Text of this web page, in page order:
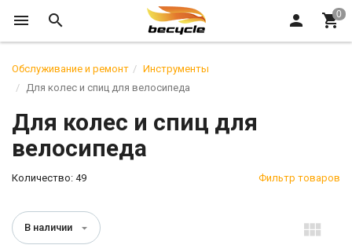
Обслуживание и ремонт
Инструменты
Для колес и спиц для велосипеда
Для колес и спиц для
велосипеда
Количество: 49 Фильтр товаров
В наличии